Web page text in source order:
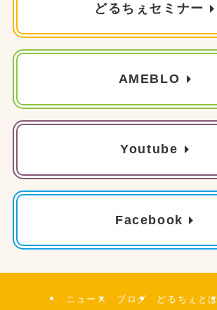
どるちぇセミナー
AMEBLO
Youtube
Facebook
ニュース ブログ どるちぇとは